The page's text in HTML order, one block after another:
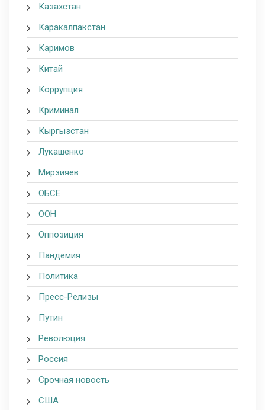
Казахстан
Каракалпакстан
Каримов
Китай
Коррупция
Криминал
Кыргызстан
Лукашенко
Мирзияев
ОБСЕ
ООН
Оппозиция
Пандемия
Политика
Пресс-Релизы
Путин
Революция
Россия
Срочная новость
США